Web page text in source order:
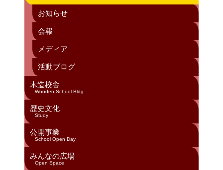
お知らせ
会報
メディア
活動ブログ
木造校舎
Wooden School Bldg
歴史文化
Study
公開事業
School Open Day
みんなの広場
Open Space